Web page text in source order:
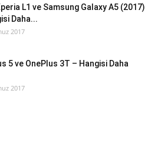
L1 ve Samsung Galaxy A5 (2017)
Daha...
2017
5 ve OnePlus 3T – Hangisi Daha
2017